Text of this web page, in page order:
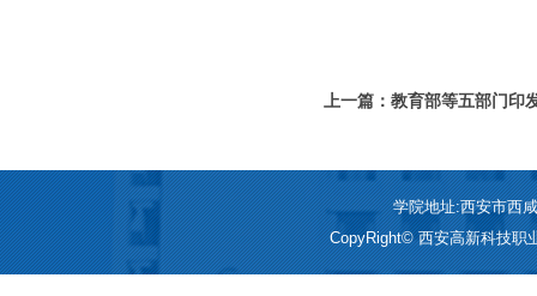
上一篇：教育部等五部门
学院地址:西安市西
CopyRight© 西安高新科技职